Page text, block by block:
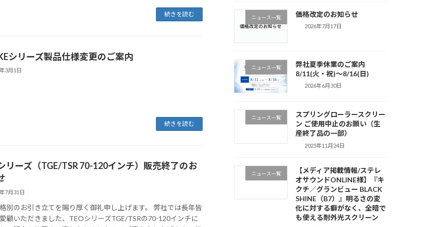
続きを読む
シリーズ製品仕様変更のご案内
3月1日
続きを読む
リーズ（TGE/TSR 70-120インチ）販売終了のお
7月31日
別のお引き立てを賜り厚く御礼申し上げます。 弊社では長年皆
顧いただきました、TEOシリーズTGE/TSRの70-120インチに
ニュース一覧 価格改定のお知らせ
2026年7月17日
ニュース一覧
弊社夏季休業のご案内
8/11(火・祝)～8/16(日)
2026年6月30日
ニュース一覧
スプリングローラースクリー
ン ご使用中止のお願い（生
産終了品の一部）
2025年11月24日
ニュース一覧
【メディア掲載情報/ステレ
オサウンドONLINE様】『キ
クチ／グランビュー BLACK
SHINE（B7）』明るさの変
化に対する癖がなく、全暗で
も使える耐外光スクリーン